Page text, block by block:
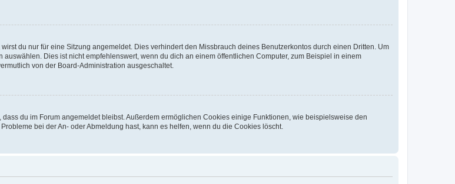
du nur für eine Sitzung angemeldet. Dies verhindert den Missbrauch deines Benutzerkontos durch einen Dritten. Um
Dies ist nicht empfehlenswert, wenn du dich an einem öffentlichen Computer, zum Beispiel in einem
von der Board-Administration ausgeschaltet.
du im Forum angemeldet bleibst. Außerdem ermöglichen Cookies einige Funktionen, wie beispielsweise den
bei der An- oder Abmeldung hast, kann es helfen, wenn du die Cookies löscht.